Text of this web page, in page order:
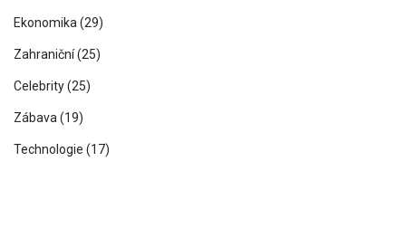
Ekonomika(29)
Zahraniční(25)
Celebrity(25)
Zábava(19)
Technologie (17)